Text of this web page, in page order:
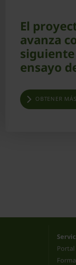
El
avanza
ensayo
OBTENER